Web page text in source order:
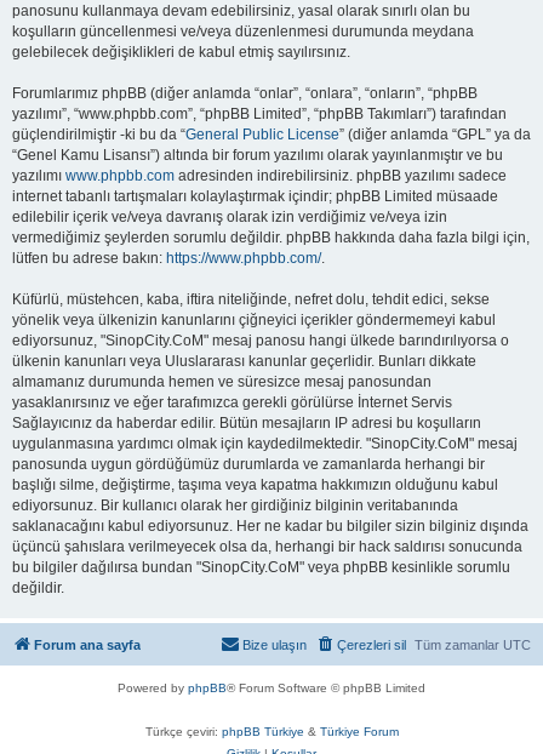
panosunu kullanmaya devam edebilirsiniz, yasal olarak sınırlı olan bu
koşulların güncellenmesi ve/veya düzenlenmesi durumunda meydana
gelebilecek değişiklikleri de kabul etmiş sayılırsınız.
Forumlarımız phpBB (diğer anlamda “onlar”, “onlara”, “onların”, “phpBB
yazılımı”, “www.phpbb.com”, “phpBB Limited”, “phpBB Takımları”) tarafından
güçlendirilmiştir -ki bu da “General Public License” (diğer anlamda “GPL” ya da
“Genel Kamu Lisansı”) altında bir forum yazılımı olarak yayınlanmıştır ve bu
yazılımı www.phpbb.com adresinden indirebilirsiniz. phpBB yazılımı sadece
internet tabanlı tartışmaları kolaylaştırmak içindir; phpBB Limited müsaade
edilebilir içerik ve/veya davranış olarak izin verdiğimiz ve/veya izin
vermediğimiz şeylerden sorumlu değildir. phpBB hakkında daha fazla bilgi için,
lütfen bu adrese bakın: https://www.phpbb.com/.
Küfürlü, müstehcen, kaba, iftira niteliğinde, nefret dolu, tehdit edici, sekse
yönelik veya ülkenizin kanunlarını çiğneyici içerikler göndermemeyi kabul
ediyorsunuz, "SinopCity.CoM" mesaj panosu hangi ülkede barındırılıyorsa o
ülkenin kanunları veya Uluslararası kanunlar geçerlidir. Bunları dikkate
almamanız durumunda hemen ve süresizce mesaj panosundan
yasaklanırsınız ve eğer tarafımızca gerekli görülürse İnternet Servis
Sağlayıcınız da haberdar edilir. Bütün mesajların IP adresi bu koşulların
uygulanmasına yardımcı olmak için kaydedilmektedir. "SinopCity.CoM" mesaj
panosunda uygun gördüğümüz durumlarda ve zamanlarda herhangi bir
başlığı silme, değiştirme, taşıma veya kapatma hakkımızın olduğunu kabul
ediyorsunuz. Bir kullanıcı olarak her girdiğiniz bilginin veritabanında
saklanacağını kabul ediyorsunuz. Her ne kadar bu bilgiler sizin bilginiz dışında
üçüncü şahıslara verilmeyecek olsa da, herhangi bir hack saldırısı sonucunda
bu bilgiler dağılırsa bundan "SinopCity.CoM" veya phpBB kesinlikle sorumlu
değildir.
Forum ana sayfa Tüm zamanlar UTC
Çerezleri sil
Bize ulaşın
Powered by phpBB® Forum Software © phpBB Limited
Türkçe çeviri: phpBB Türkiye & Türkiye Forum